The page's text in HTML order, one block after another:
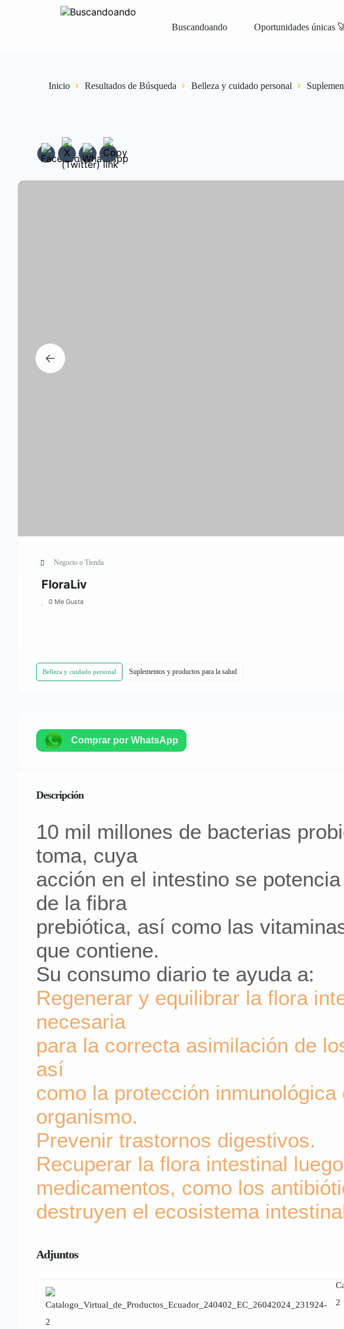
Buscandoando Oportunidades únicas
Iniciar Sesión Registrar Vender Gratis
Inicio Resultados de Búsqueda Belleza y cuidado personal
Negocio o Tienda
FloraLiv
0 Me Gusta
Belleza y cuidado personal Suplementos y productos para la salud
Comprar por WhatsApp
Descripción
10 mil millones de bacterias
toma, cuya
acción en el intestino se
de la fibra
prebiótica, así como las
que contiene.
Su consumo diario te ayuda a:
Regenerar y equilibrar la flora
necesaria
para la correcta asimilación de
así
como la protección inmunológica
organismo.
Prevenir trastornos digestivos.
Recuperar la flora intestinal
medicamentos, como los
destruyen el ecosistema
Adjuntos
2